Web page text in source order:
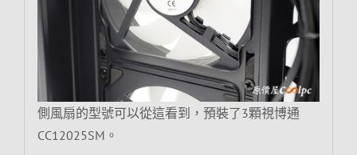
側風扇的型號可以從這看到，預裝了3顆視博通
CC12025SM。